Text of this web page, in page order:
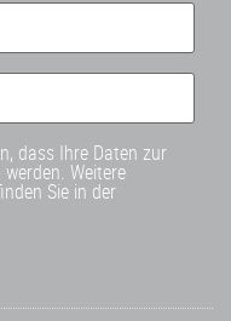
dass Ihre Daten zur
Weitere
Sie in der